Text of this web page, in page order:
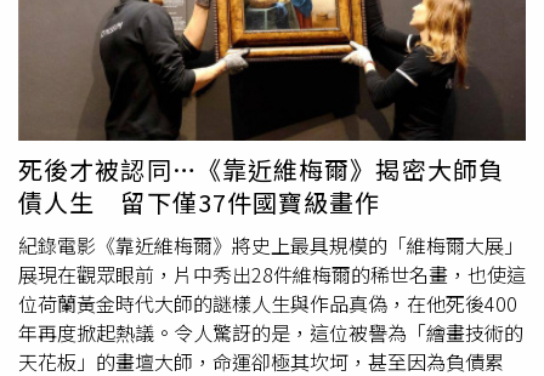
攝）位於2樓的皇家宴會廳空間十分氣派，還有多盞華麗的
水晶吊燈。（圖／魏妤靜攝）除了熱羅尼莫斯修道院與超過
百年歷史的蛋塔店，很多旅人會順便造訪不遠的防禦碉堡
「貝倫塔」，或像記者選擇搭電車前往曾做為路易斯一世國
王王宮使用的「阿茹達宮」（Palácio Nacional da
Ajuda）。最初從1795年開始動工的阿茹達宮，中間因經歷
戰爭與資金缺乏等問題，斷斷續續至19世紀中才完成。已做
為博物館對外開放的宮殿，可見葡萄牙王室從15～19世紀
蒐集的珍貴藏品，囊括繪畫、雕塑、瓷器、金匠工藝品等，
旅人除了可以參觀起居室、寢室、社交場所，甚至還有室內
花園等空間，每個房間擺件眾多、顏色各異，除了來自英、
法、義等國的藏品，也不乏日本與中國元素的亞洲藝術品，
而且來此的旅人數量通常一次不會太多，參觀上也相對舒
起。（圖／魏妤靜攝）路易一世大橋上設有電車軌道，電車
通過時常可見車上乘客與橋上行人互拍的有趣場景。（圖／
魏妤靜攝）搭乘纜車除了較不費腳力，也能居高臨下欣賞路
易一世大橋橋景與城市景觀。（圖／魏妤靜攝）若在波多不
忙著趕點，亦可再挑個白天走到路易一世大橋的尾端，搭乘
通往加亞新城的纜車「Teleférico de Gaia」，以不同視角欣
賞大橋、河景、岸邊房舍與碼頭停泊的船隻等，相互襯托的
美景。加亞新城和波多老城區隔著杜羅河對望，此處有不少
葡萄酒莊林立並可供旅人預約導覽，旅人在了解酒莊歷史之
餘，也能品飲與選購喜愛的酒款。此外，亦可沿著河邊悠閒
散步，或來一趟觀光遊船之旅。前身曾是修道院的聖本篤車
站，被聯合國教科文組織列為世界遺產。（圖／魏妤靜攝）
被譽為「全球最美車站」的聖本篤車站，牆上磁磚畫描繪葡
死後才被認同…《靠近維梅爾》揭密大師負
債人生 留下僅37件國寶級畫作
紀錄電影《靠近維梅爾》將史上最具規模的「維梅爾大展」
展現在觀眾眼前，片中秀出28件維梅爾的稀世名畫，也使這
位荷蘭黃金時代大師的謎樣人生與作品真偽，在他死後400
年再度掀起熱議。令人驚訝的是，這位被譽為「繪畫技術的
天花板」的畫壇大師，命運卻極其坎坷，甚至因為負債累